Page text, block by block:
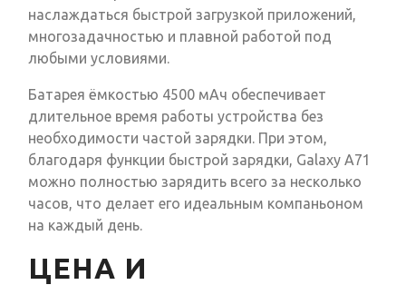
наслаждаться быстрой загрузкой приложений,
многозадачностью и плавной работой под
любыми условиями.
Батарея ёмкостью 4500 мАч обеспечивает
длительное время работы устройства без
необходимости частой зарядки. При этом,
благодаря функции быстрой зарядки, Galaxy A71
можно полностью зарядить всего за несколько
часов, что делает его идеальным компаньоном
на каждый день.
ЦЕНА И